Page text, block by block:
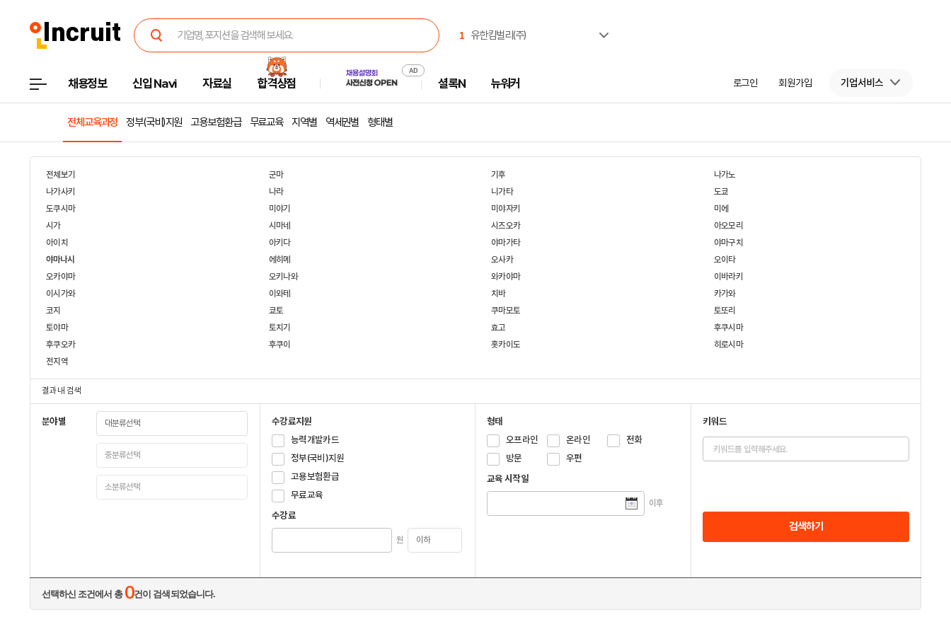
1 유한킴벌리(주)
4
주식회사 캠코에프엠씨
5 한국부동산원
8 한국공항공사
중앙대학교
극지연구소
채용정보 신입 Navi 자료실 합격상점 셜록N 뉴워커 로그인 회원가입 기업서비스
전체교육과정 정부(국비)지원 고용보험환급 무료교육 지역별 역세권별 형태별
전체보기 군마 기후
나가노
나가사키
나라 니가타
도쿄
도쿠시마
미야기 미야자키
미에
시가
시마네 시즈오카
아오모리
아이치
아키다 야마가타
야마구치
야마나시
에히메 오사카
오이타
오카야마
오키나와 와카야마
이바라키
이시가와
이와테 치바
카가와
코지
쿄토 쿠마모토
토또리
토야마
토치기 효고
후쿠시마
후쿠오카
후쿠이 홋카이도
히로시마
전지역
결과 내 검색
분야별
수강료지원
능력개발카드
정부(국비)지원
고용보험환급
무료교육
수강료
원
형태
오프라인
온라인
전화
방문
우편
교육 시작일
이후
키워드
검색하기
선택하신 조건에서 총 0건이 검색되었습니다.